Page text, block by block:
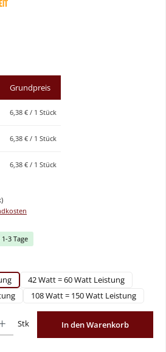
Grundpreis
6,38 € / 1 Stück
6,38 € / 1 Stück
6,38 € / 1 Stück
3 Tage
42 Watt = 60 Watt Leistung
108 Watt = 150 Watt Leistung
Stk In den Warenkorb